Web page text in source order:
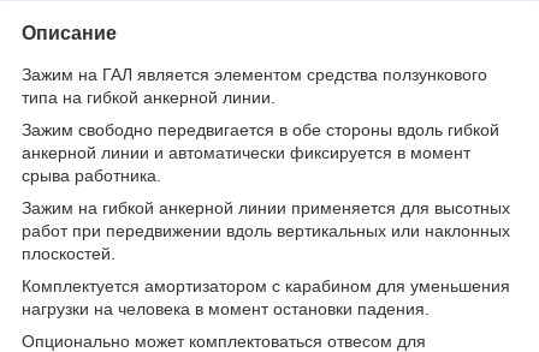
Описание
Зажим на ГАЛ является элементом средства ползункового
типа на гибкой анкерной линии.
Зажим свободно передвигается в обе стороны вдоль гибкой
анкерной линии и автоматически фиксируется в момент
срыва работника.
Зажим на гибкой анкерной линии применяется для высотных
работ при передвижении вдоль вертикальных или наклонных
плоскостей.
Комплектуется амортизатором с карабином для уменьшения
нагрузки на человека в момент остановки падения.
Опционально может комплектоваться отвесом для